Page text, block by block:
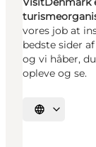
vores job at
bedste sider
og vi håber,
opleve og se.
Vælg sprog